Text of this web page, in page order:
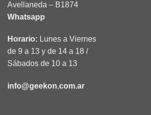
Avellaneda – B1874
Whatsapp
Horario: Lunes a Viernes
de 9 a 13 y de 14 a 18 /
Sábados de 10 a 13
info@geekon.com.ar